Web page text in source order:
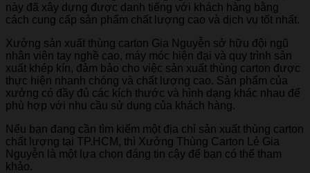
này đã xây dựng được danh tiếng với khách hàng bằng
cách cung cấp sản phẩm chất lượng cao và dịch vụ tốt nhất.
Xưởng sản xuất thùng carton Gia Nguyễn sở hữu đội ngũ
nhân viên tay nghề cao, máy móc hiện đại và quy trình sản
xuất khép kín, đảm bảo cho việc sản xuất thùng carton được
thực hiện nhanh chóng và chất lượng cao. Sản phẩm của
xưởng có đầy đủ các kích thước và hình dạng khác nhau để
phù hợp với nhu cầu sử dụng của khách hàng.
Nếu bạn đang cần tìm kiếm một địa chỉ sản xuất thùng carton
chất lượng tại TP.HCM, thì Xưởng Thùng Carton Lẻ Gia
Nguyễn là một lựa chọn đáng tin cậy để bạn có thể tham
khảo.